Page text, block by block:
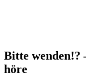
Bitte wenden!?
höre